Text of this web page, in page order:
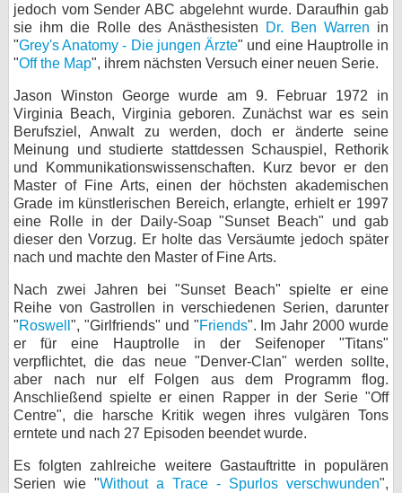
jedoch vom Sender ABC abgelehnt wurde. Daraufhin gab
sie ihm die Rolle des Anästhesisten
Dr. Ben Warren in
"Grey's Anatomy - Die jungen Ärzte" und eine Hauptrolle in
"Off the Map", ihrem nächsten Versuch einer neuen Serie.
Jason Winston George wurde am 9. Februar 1972 in
Virginia Beach, Virginia geboren. Zunächst war es sein
Berufsziel, Anwalt zu werden, doch er änderte seine
Meinung und studierte stattdessen Schauspiel, Rethorik
und Kommunikationswissenschaften. Kurz bevor er den
Master of Fine Arts, einen der höchsten akademischen
Grade im künstlerischen Bereich, erlangte, erhielt er 1997
eine Rolle in der Daily-Soap "Sunset Beach" und gab
dieser den Vorzug. Er holte das Versäumte jedoch später
nach und machte den Master of Fine Arts.
Nach zwei Jahren bei "Sunset Beach" spielte er eine
Reihe von Gastrollen in verschiedenen Serien, darunter
"Roswell ", "Girlfriends" und "Friends". Im Jahr 2000 wurde
er für eine Hauptrolle in der Seifenoper "Titans"
verpflichtet, die das neue "Denver-Clan" werden sollte,
aber nach nur elf Folgen aus dem Programm flog.
Anschließend spielte er einen Rapper in der Serie "Off
Centre", die harsche Kritik wegen ihres vulgären Tons
erntete und nach 27 Episoden beendet wurde.
Es folgten zahlreiche weitere Gastauftritte in populären
Serien wie "Without a Trace - Spurlos verschwunden",
Gewinnspiele
Forum
bei X
bei Facebook
Kontakt
Nutzungsbedingungen
Datenschutz
Cookie-Einstellungen
Impressum
Desktop-Ansicht
myFanbase